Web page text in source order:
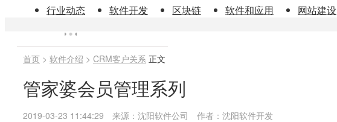
行业动态 软件开发 区块链 软件和应用 网站建设
首页 > 软件介绍 > CRM客户关系 正文
管家婆会员管理系列
2019-03-23 11:44:29 来源：沈阳软件公司 作者：沈阳软件开发